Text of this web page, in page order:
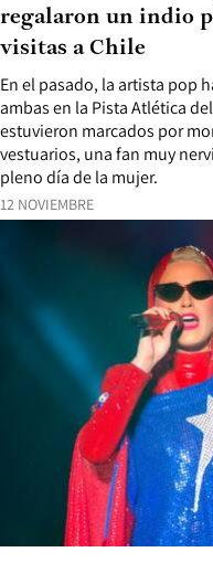
12 NOVIEMBRE
En el pasado, la artista pop
ambas en la Pista Atlética
estuvieron marcados por
vestuarios, una fan muy
pleno día de la mujer.
regalaron un indio
visitas a Chile